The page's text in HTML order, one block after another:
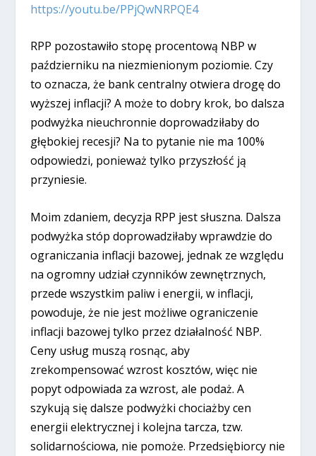
https://youtu.be/PPjQwNRPQE4
RPP pozostawiło stopę procentową NBP w
październiku na niezmienionym poziomie. Czy
to oznacza, że bank centralny otwiera drogę do
wyższej inflacji? A może to dobry krok, bo dalsza
podwyżka nieuchronnie doprowadziłaby do
głębokiej recesji? Na to pytanie nie ma 100%
odpowiedzi, ponieważ tylko przyszłość ją
przyniesie.
Moim zdaniem, decyzja RPP jest słuszna. Dalsza
podwyżka stóp doprowadziłaby wprawdzie do
ograniczania inflacji bazowej, jednak ze względu
na ogromny udział czynników zewnętrznych,
przede wszystkim paliw i energii, w inflacji,
powoduje, że nie jest możliwe ograniczenie
inflacji bazowej tylko przez działalność NBP.
Ceny usług muszą rosnąc, aby
zrekompensować wzrost kosztów, więc nie
popyt odpowiada za wzrost, ale podaż. A
szykują się dalsze podwyżki chociażby cen
energii elektrycznej i kolejna tarcza, tzw.
solidarnościowa, nie pomoże. Przedsiębiorcy nie